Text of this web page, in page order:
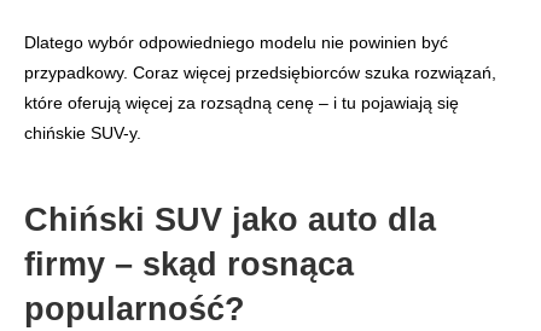
Dlatego wybór odpowiedniego modelu nie powinien być
przypadkowy. Coraz więcej przedsiębiorców szuka rozwiązań,
które oferują więcej za rozsądną cenę – i tu pojawiają się
chińskie SUV-y.
Chiński SUV jako auto dla
firmy – skąd rosnąca
popularność?